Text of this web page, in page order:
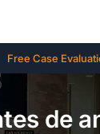
Free Case
de